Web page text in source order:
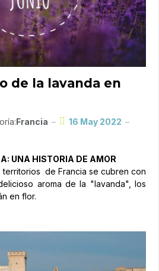
de la lavanda en
Francia
16 May 2022
UNA HISTORIA DE AMOR
territorios de Francia se cubren con
aroma de la "lavanda", los
en flor.